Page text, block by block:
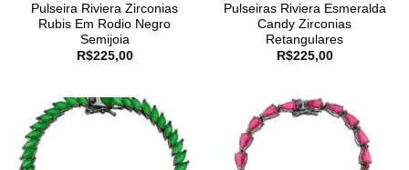
Pulseira Riviera Zirconias
Rubis Em Rodio Negro
Semijoia
R$225,00
Pulseiras Riviera Esmeralda
Candy Zirconias
Retangulares
R$225,00